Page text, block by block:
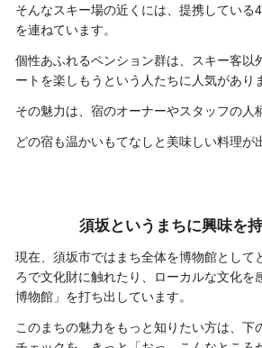
そんなスキー場の近くには、提携している
を連ねています。
個性あふれるペンション群は、スキー客以
ートを楽しもうという人たちに人気があり
その魅力は、宿のオーナーやスタッフの人
どの宿も温かいもてなしと美味しい料理が
須坂というまちに興味を
現在、須坂市ではまち全体を博物館として
ろで文化財に触れたり、ローカルな文化を
博物館」を打ち出しています。
このまちの魅力をもっと知りたい方は、下